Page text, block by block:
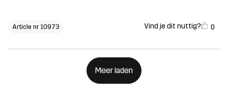
Article nr 10973 Vind je dit nuttig? 0
Meer laden